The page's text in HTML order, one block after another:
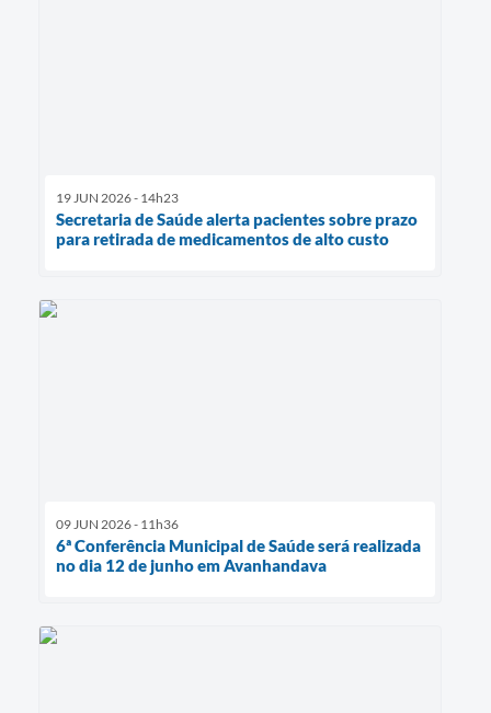
19 JUN 2026 - 14h23
Secretaria de Saúde alerta pacientes sobre prazo
para retirada de medicamentos de alto custo
09 JUN 2026 - 11h36
6ª Conferência Municipal de Saúde será realizada
no dia 12 de junho em Avanhandava